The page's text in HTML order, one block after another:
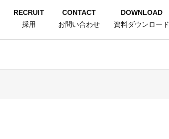
RECRUIT
採用
CONTACT
お問い合わせ
DOWNLOAD
資料ダウンロード